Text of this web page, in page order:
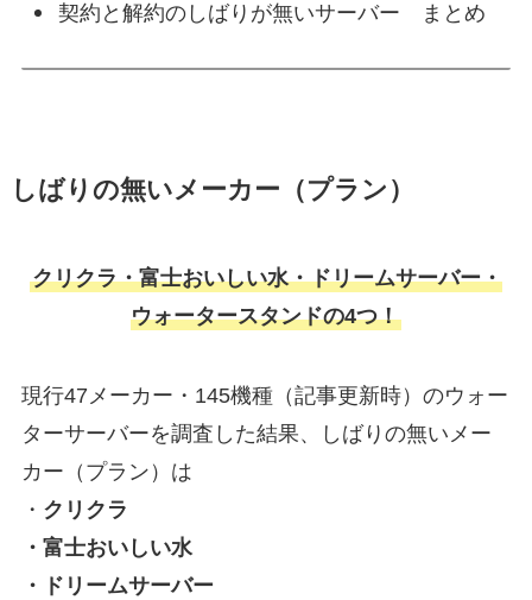
契約と解約のしばりが無いサーバー まとめ
しばりの無いメーカー（プラン）
クリクラ・富士おいしい水・ドリームサーバー・
ウォータースタンドの4つ！
現行47メーカー・145機種（記事更新時）のウォー
ターサーバーを調査した結果、しばりの無いメー
カー（プラン）は
・ クリクラ
・富士おいしい水
・ドリームサーバー